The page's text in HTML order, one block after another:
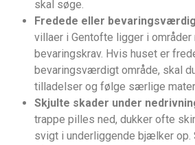
skal søge.
Fredede eller
villaer i Gentofte ligger i
bevaringskrav. Hvis huset er
bevaringsværdigt område, skal
tilladelser og følge særlige
Skjulte skader under
trappe pilles ned, dukker ofte
svigt i underliggende bjælker op.